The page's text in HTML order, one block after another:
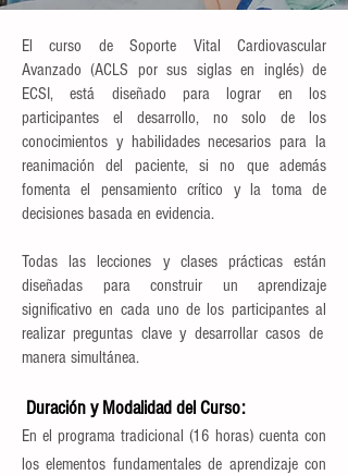
El curso de Soporte Vital Cardiovascular
Avanzado (ACLS por sus siglas en inglés) de
ECSI, está diseñado para lograr en los
participantes el desarrollo, no solo de los
conocimientos y habilidades necesarios para la
reanimación del paciente, si no que además
fomenta el pensamiento crítico y la toma de
decisiones basada en evidencia.
Todas las lecciones y clases prácticas están
diseñadas para construir un aprendizaje
significativo en cada uno de los participantes al
realizar preguntas clave y desarrollar casos de
manera simultánea.
Duración y Modalidad del Curso:
En el programa tradicional (16 horas) cuenta con
los elementos fundamentales de aprendizaje con